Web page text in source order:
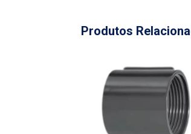
Produtos